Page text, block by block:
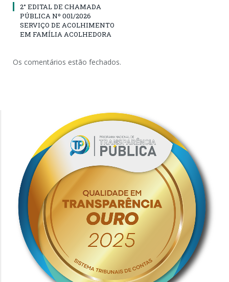
2° EDITAL DE CHAMADA
PÚBLICA Nº 001/2026
SERVIÇO DE ACOLHIMENTO
EM FAMÍLIA ACOLHEDORA
Os comentários estão fechados.